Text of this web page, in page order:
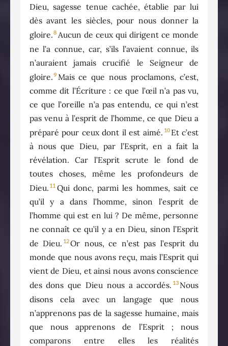
Dieu, sagesse tenue cachée, établie par lui
dès avant les siècles, pour nous donner la
gloire.8 Aucun de ceux qui dirigent ce monde
ne l’a connue, car, s’ils l’avaient connue, ils
n’auraient jamais crucifié le Seigneur de
gloire.9 Mais ce que nous proclamons, c’est,
comme dit l’Écriture : ce que l’œil n’a pas vu,
ce que l’oreille n’a pas entendu, ce qui n’est
pas venu à l’esprit de l’homme, ce que Dieu a
préparé pour ceux dont il est aimé. 10 Et c’est
à nous que Dieu, par l’Esprit, en a fait la
révélation. Car l’Esprit scrute le fond de
toutes choses, même les profondeurs de
Dieu. 11 Qui donc, parmi les hommes, sait ce
qu’il y a dans l’homme, sinon l’esprit de
l’homme qui est en lui ? De même, personne
ne connaît ce qu’il y a en Dieu, sinon l’Esprit
de Dieu. 12Or nous, ce n’est pas l’esprit du
monde que nous avons reçu, mais l’Esprit qui
vient de Dieu, et ainsi nous avons conscience
des dons que Dieu nous a accordés. 13 Nous
disons cela avec un langage que nous
n’apprenons pas de la sagesse humaine, mais
que nous apprenons de l’Esprit ; nous
comparons entre elles les réalités